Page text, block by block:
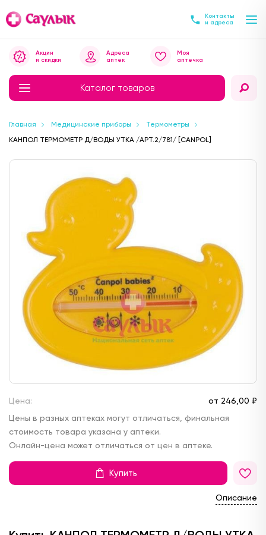
Контакты
и адреса
Каталог товаров
Акции
и скидки
Адреса
аптек
Моя
аптечка
Главная Медицинские приборы
Термометры
КАНПОЛ ТЕРМОМЕТР Д/ВОДЫ УТКА /АРТ.2/781/ [CANPOL]
Цена: от 246, 00 ₽
Цены в разных аптеках могут отличаться, финальная
стоимость товара указана у аптеки.
Онлайн-цена может отличаться от цен в аптеке.
Купить
Описание